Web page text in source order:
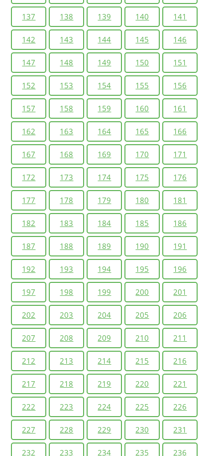
137 138 139 140 141
142 143 144 145 146
147 148 149 150 151
152 153 154 155 156
157 158 159 160 161
162 163 164 165 166
167 168 169 170 171
172 173 174 175 176
177 178 179 180 181
182 183 184 185 186
187 188 189 190 191
192 193 194 195 196
197 198 199 200 201
202 203 204 205 206
207 208 209 210 211
212 213 214 215 216
217 218 219 220 221
222 223 224 225 226
227 228 229 230 231
232 233 234 235 236